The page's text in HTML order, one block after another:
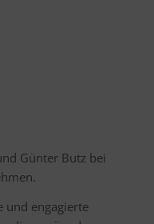
Günter Butz bei
und engagierte